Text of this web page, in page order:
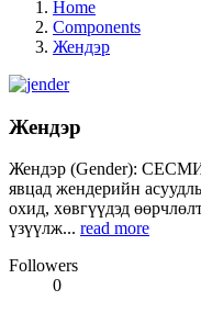
Home
Components
Жендэр
Жендэр
Жендэр (Gender):
явцад жендерийн
охид, хөвгүүдэд
үзүүлж... read more
Followers
0